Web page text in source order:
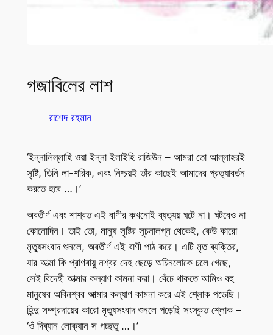
গজাবিলের লাশ
রাশেদ রহমান
‘ইন্নালিল্লাহি ওয়া ইন্না ইলাইহি রাজিউন – আমরা তো আল্লাহরই
সৃষ্টি, তিনি লা-শরিক, এবং নিশ্চয়ই তাঁর কাছেই আমাদের প্রত্যাবর্তন
করতে হবে …।’
অবতীর্ণ এবং শাশ্বত এই বাণীর কখনোই ব্যত্যয় ঘটে না। ঘটবেও না
কোনোদিন। তাই তো, মানুষ সৃষ্টির সূচনালগ্ন থেকেই, কেউ কারো
মৃত্যুসংবাদ শুনলে, অবতীর্ণ এই বাণী পাঠ করে। এটি মৃত ব্যক্তির,
যার আত্মা কি প্রাণবায়ু নশ্বর দেহ ছেড়ে অচিনলোকে চলে গেছে,
সেই বিদেহী আত্মার কল্যাণ কামনা করা। বেঁচে থাকতে আমিও বহু
মানুষের অবিনশ্বর আত্মার কল্যাণ কামনা করে এই শ্লোক পড়েছি।
হিন্দু সম্প্রদায়ের কারো মৃত্যুসংবাদ শুনলে পড়েছি সংস্কৃত শ্লোক –
‘ওঁ দিব্যান লোক্যান স গচ্ছতু …।’